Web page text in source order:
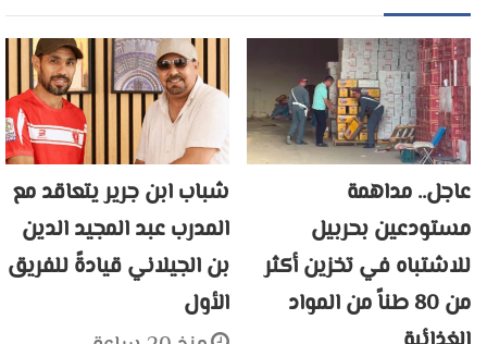
عاجل.. مداهمة
مستودعين بحربيل
للاشتباه في تخزين أكثر
من 80 طناً من المواد
شباب ابن جرير يتعاقد مع
المدرب عبد المجيد الدين
بن الجيلاني قيادةً للفريق
الأول